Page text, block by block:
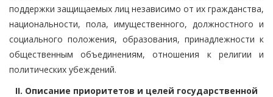
поддержки защищаемых лиц независимо от их гражданства,
национальности, пола, имущественного, должностного и
социального положения, образования, принадлежности к
общественным объединениям, отношения к религии и
политических убеждений.
II. Описание приоритетов и целей государственной